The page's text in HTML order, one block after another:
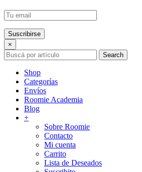
×
Search
Shop
Categorías
Envíos
Roomie Academia
Blog
+
Sobre Roomie
Contacto
Mi cuenta
Carrito
Lista de Deseados